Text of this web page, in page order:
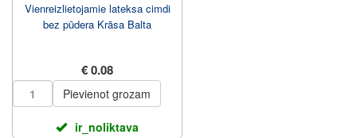
Vienreizlietojamie lateksa cimdi
bez pūdera Krāsa Balta
€ 0.08
Pievienot grozam
ir_noliktava